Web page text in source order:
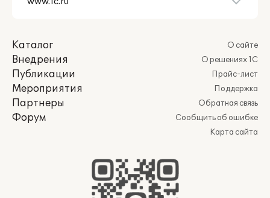
Каталог
Внедрения
Публикации
Мероприятия
Партнеры
Форум
О сайте
О решениях 1С
Прайс-лист
Поддержка
Обратная связь
Сообщить об ошибке
Карта сайта